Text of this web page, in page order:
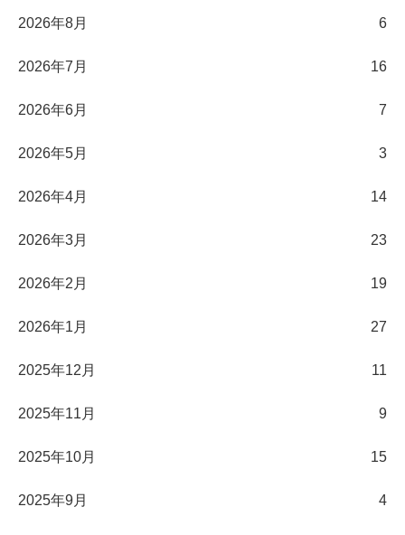
2026年8月 6
2026年7月 16
2026年6月 7
2026年5月 3
2026年4月 14
2026年3月 23
2026年2月 19
2026年1月 27
2025年12月 11
2025年11月 9
2025年10月 15
2025年9月 4